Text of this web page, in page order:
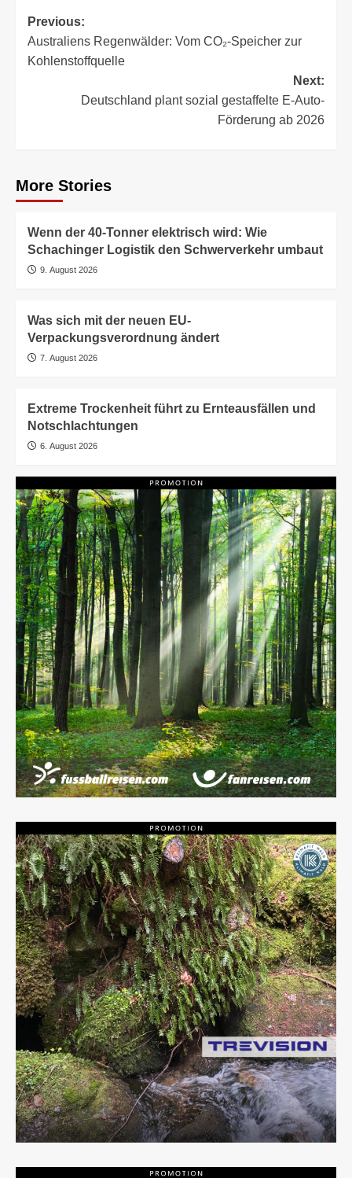
Post
navigation
Previous:
Australiens Regenwälder: Vom CO₂-Speicher zur
Kohlenstoffquelle
Next:
Deutschland plant sozial gestaffelte E-Auto-
Förderung ab 2026
More Stories
Wenn der 40-Tonner elektrisch wird: Wie
Schachinger Logistik den Schwerverkehr umbaut
9. August 2026
Was sich mit der neuen EU-
Verpackungsverordnung ändert
7. August 2026
Extreme Trockenheit führt zu Ernteausfällen und
Notschlachtungen
6. August 2026